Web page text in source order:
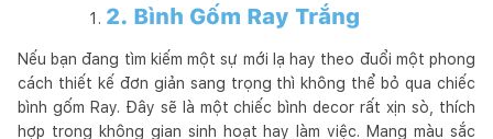
2. Bình Gốm Ray Trắng
Nếu bạn đang tìm kiếm một sự mới lạ hay theo đuổi một phong
cách thiết kế đơn giản sang trọng thì không thể bỏ qua chiếc
bình gốm Ray. Đây sẽ là một chiếc bình decor rất xịn sò, thích
hợp trong không gian sinh hoạt hay làm việc. Mang màu sắc